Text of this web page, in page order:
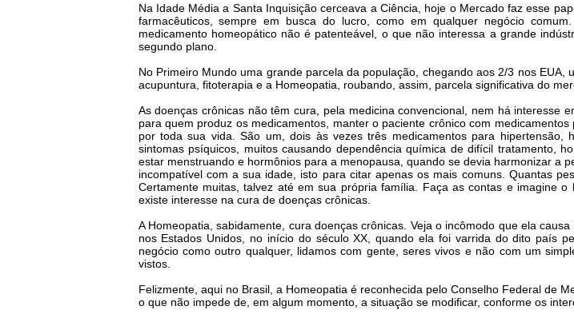
Na Idade Média a Santa Inquisição cerceava a Ciência, hoje o Mercado faz esse
farmacêuticos, sempre em busca do lucro, como em qualquer negócio
medicamento homeopático não é patenteável, o que não interessa a grande
segundo plano.
No Primeiro Mundo uma grande parcela da população, chegando aos 2/3 nos EUA,
acupuntura, fitoterapia e a Homeopatia, roubando, assim, parcela significativa do
As doenças crônicas não têm cura, pela medicina convencional, nem há interesse
para quem produz os medicamentos, manter o paciente crônico com
por toda sua vida. São um, dois às vezes três medicamentos para hipertensão,
sintomas psíquicos, muitos causando dependência química de difícil tratamento,
estar menstruando e hormônios para a menopausa, quando se devia harmonizar a
incompatível com a sua idade, isto para citar apenas os mais comuns. Quantas
Certamente muitas, talvez até em sua própria família. Faça as contas e imagine
existe interesse na cura de doenças crônicas.
A Homeopatia, sabidamente, cura doenças crônicas. Veja o incômodo que ela
nos Estados Unidos, no início do século XX, quando ela foi varrida do dito país
negócio como outro qualquer, lidamos com gente, seres vivos e não com um
vistos.
Felizmente, aqui no Brasil, a Homeopatia é reconhecida pelo Conselho Federal de
o que não impede de, em algum momento, a situação se modificar, conforme os